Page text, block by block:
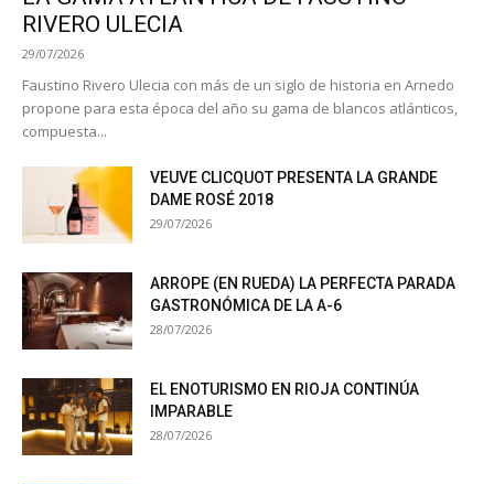
RIVERO ULECIA
29/07/2026
Faustino Rivero Ulecia con más de un siglo de historia en Arnedo
propone para esta época del año su gama de blancos atlánticos,
compuesta...
VEUVE CLICQUOT PRESENTA LA GRANDE
DAME ROSÉ 2018
29/07/2026
ARROPE (EN RUEDA) LA PERFECTA PARADA
GASTRONÓMICA DE LA A-6
28/07/2026
EL ENOTURISMO EN RIOJA CONTINÚA
IMPARABLE
28/07/2026